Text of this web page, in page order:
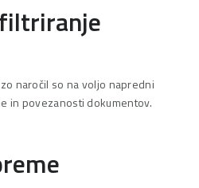
naročil so na voljo napredni
in povezanosti dokumentov.